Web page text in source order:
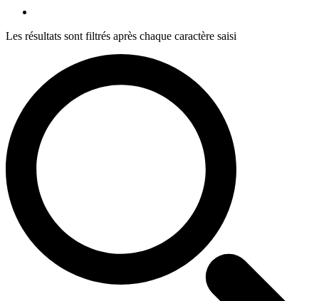
Les résultats sont filtrés après chaque caractère saisi